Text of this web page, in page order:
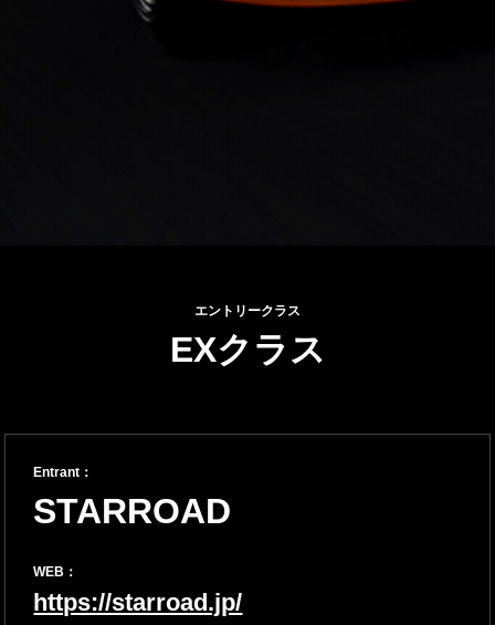
エントリークラス
EXクラス
Entrant：
STARROAD
WEB：
https://starroad.jp/